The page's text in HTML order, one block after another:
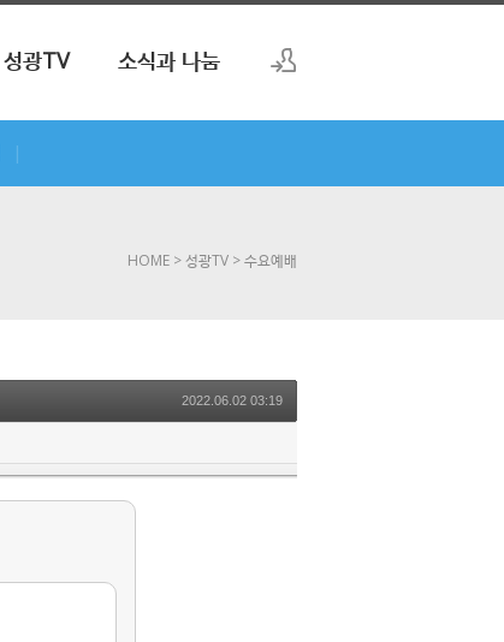
성광TV 소식과 나눔
|
HOME > 성광TV > 수요예배
2022.06.02 03:19